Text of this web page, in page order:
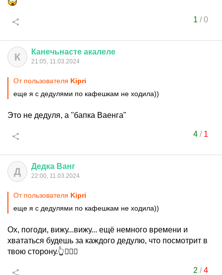
1 /0
К Канечьнасте акалеле
21:05, 11.03.2024
От пользователя Kipri
еще я с дедулями по кафешкам не ходила))
Это не дедуля, а ''бапка Ваенга"
4/ 1
Д Дедка Ванг
22:00, 11.03.2024
От пользователя Kipri
еще я с дедулями по кафешкам не ходила))
Ох, погоди, вижу...вижу... ещё немного времени и
хвататься будешь за каждого дедулю, что посмотрит в
твою сторону.👆🧙🏼‍♂️
2 /4